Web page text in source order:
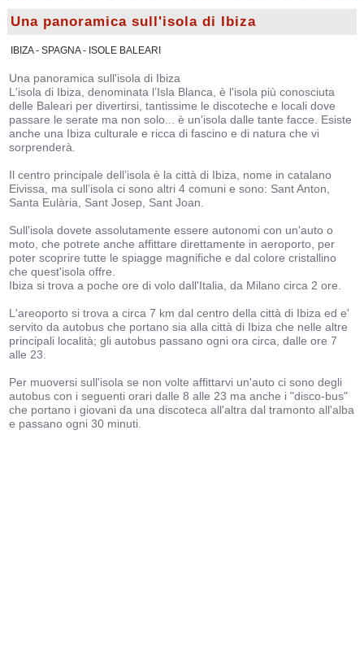
Una panoramica sull'isola di Ibiza
IBIZA - SPAGNA - ISOLE BALEARI
Una panoramica sull'isola di Ibiza
L'isola di Ibiza, denominata l’Isla Blanca, è l'isola più conosciuta
delle Baleari per divertirsi, tantissime le discoteche e locali dove
passare le serate ma non solo... è un'isola dalle tante facce. Esiste
anche una Ibiza culturale e ricca di fascino e di natura che vi
sorprenderà.
Il centro principale dell’isola è la città di Ibiza, nome in catalano
Eivissa, ma sull’isola ci sono altri 4 comuni e sono: Sant Anton,
Santa Eulària, Sant Josep, Sant Joan.
Sull'isola dovete assolutamente essere autonomi con un'auto o
moto, che potrete anche affittare direttamente in aeroporto, per
poter scoprire tutte le spiagge magnifiche e dal colore cristallino
che quest'isola offre.
Ibiza si trova a poche ore di volo dall'Italia, da Milano circa 2 ore.
L'areoporto si trova a circa 7 km dal centro della città di Ibiza ed e'
servito da autobus che portano sia alla città di Ibiza che nelle altre
principali località; gli autobus passano ogni ora circa, dalle ore 7
alle 23.
Per muoversi sull'isola se non volte affittarvi un'auto ci sono degli
autobus con i seguenti orari dalle 8 alle 23 ma anche i "disco-bus"
che portano i giovani da una discoteca all'altra dal tramonto all'alba
e passano ogni 30 minuti.